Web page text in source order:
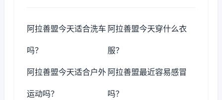
阿拉善盟今天适合洗车
吗？
阿拉善盟今天穿什么衣
服？
阿拉善盟今天适合户外
运动吗？
阿拉善盟最近容易感冒
吗？